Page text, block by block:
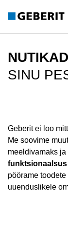
SINU
Geberit ei loo
Me soovime
meeldivamaks ja
funktsionaalsus
pöörame
uuenduslikele